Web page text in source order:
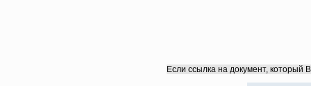
Если ссылка на документ, который